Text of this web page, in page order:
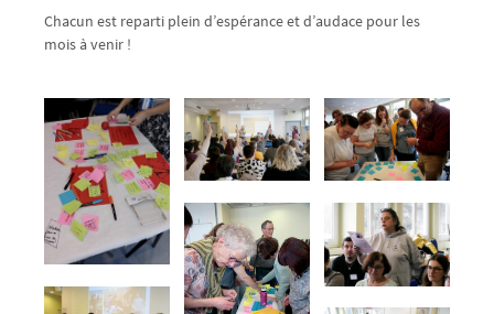
Chacun est reparti plein d’espérance et d’audace pour les
mois à venir !